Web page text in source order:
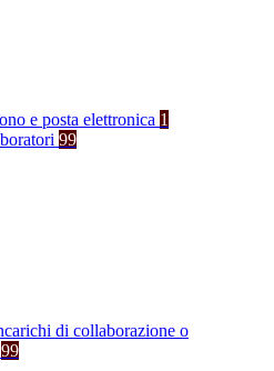
e posta elettronica 1
99
di collaborazione o
99